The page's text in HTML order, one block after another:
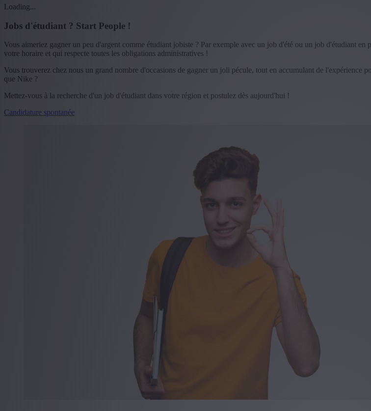
Loading...
Jobs d'étudiant ? Start People !
Vous aimeriez gagner un peu d'argent comme étudiant jobiste ? Par exemple avec un job d'été ou un job d'étudiant
votre horaire et qui respecte toutes les obligations administratives !
Vous trouverez chez nous un grand nombre d'occasions de gagner un joli pécule, tout en accumulant de l'expérience
que Nike ?
Mettez-vous à la recherche d'un job d'étudiant dans votre région et postulez dès aujourd'hui !
Candidature spontanée